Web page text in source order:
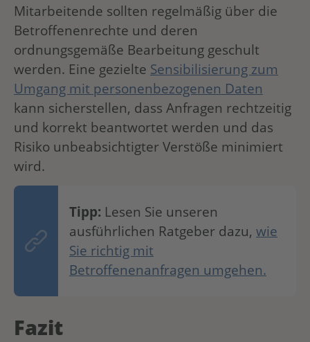
Mitarbeitende sollten regelmäßig über die
Betroffenenrechte und deren
ordnungsgemäße Bearbeitung geschult
werden. Eine gezielte Sensibilisierung zum
Umgang mit personenbezogenen Daten
kann sicherstellen, dass Anfragen rechtzeitig
und korrekt beantwortet werden und das
Risiko unbeabsichtigter Verstöße minimiert
wird.
Tipp: Lesen Sie unseren
ausführlichen Ratgeber dazu, wie
Sie richtig mit
Betroffenenanfragen umgehen.
Fazit